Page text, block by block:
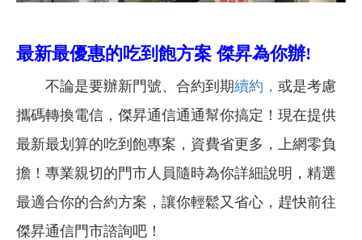
最新最優惠的吃到飽方案 傑昇為你辦!
不論是要辦新門號、合約到期續約， 或是考慮
攜碼轉換電信，傑昇通信通通幫你搞定！現在提供
最新最划算的吃到飽專案，資費省更多，上網零負
擔！專業親切的門市人員隨時為你詳細說明，精選
最適合你的合約方案，讓你輕鬆又省心，趕快前往
傑昇通信門市諮詢吧！